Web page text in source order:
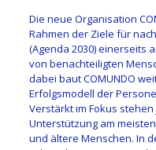
Die neue Organisation
Rahmen der Ziele für
(Agenda 2030) einerseits
von benachteiligten
dabei baut COMUNDO
Erfolgsmodell der
Verstärkt im Fokus
Unterstützung am
und ältere Menschen. In